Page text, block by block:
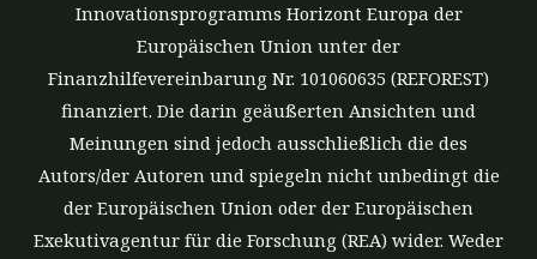
Innovationsprogramms Horizont Europa der
Europäischen Union unter der
Finanzhilfevereinbarung Nr. 101060635 (REFOREST)
finanziert. Die darin geäußerten Ansichten und
Meinungen sind jedoch ausschließlich die des
Autors/der Autoren und spiegeln nicht unbedingt die
der Europäischen Union oder der Europäischen
Exekutivagentur für die Forschung (REA) wider. Weder